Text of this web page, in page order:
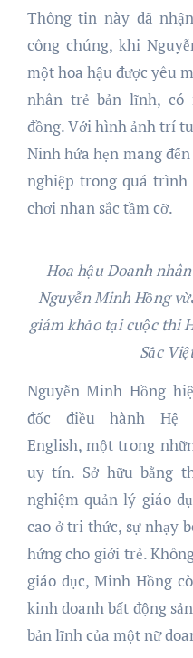
Thông tin này đã nhận được sự quan tâm lớn từ
công chúng, khi
một hoa hậu được yêu
nhân trẻ bản lĩnh, có
đồng. Với hình ảnh trí
Ninh hứa hẹn mang
nghiệp trong quá trình
chơi nhan sắc tầm cỡ.
Hoa hậu Doanh
Nguyễn Minh Hồng
giám khảo tại cuộc thi
Sắc
Nguyễn Minh Hồng
đốc điều hành Hệ
English, một trong
uy tín. Sở hữu bằng
nghiệm quản lý giáo
cao ở tri thức, sự nhạy
hứng cho giới trẻ.
giáo dục, Minh Hồng
kinh doanh bất động
bản lĩnh của một nữ